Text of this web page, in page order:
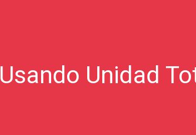
Usando Unidad